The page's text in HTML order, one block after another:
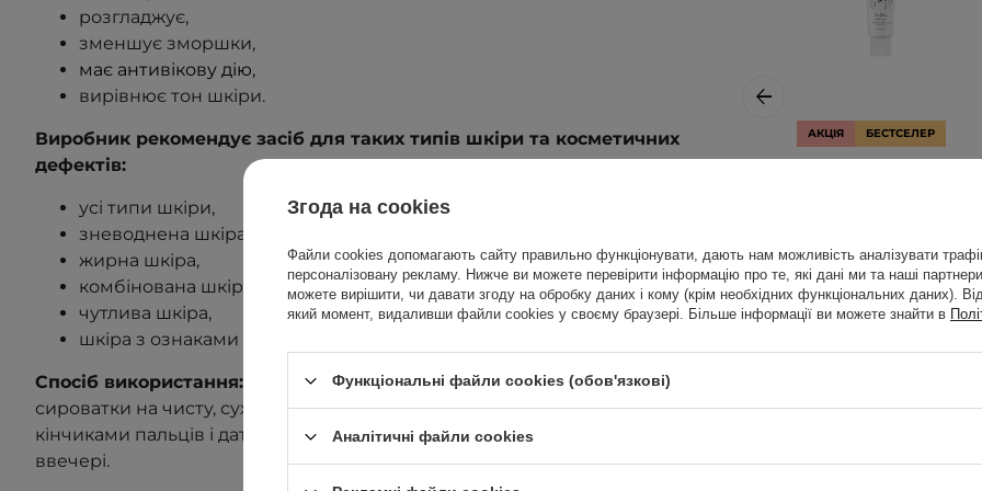
розгладжує,
зменшує зморшки,
має антивікову дію,
вирівнює тон шкіри.
Виробник рекомендує засіб для таких типів шкіри та косметичних
дефектів:
усі типи шкіри,
зневоднена шкіра,
жирна шкіра,
комбінована шкіра,
чутлива шкіра,
шкіра з ознаками старіння.
Спосіб використання:
Нанести невелику кількість (приблизно 3 краплі)
сироватки на чисту, суху або злегка вологу шкіру. Помасажувати
кінчиками пальців і дати їй вбратися. Використовувати вранці та/або
ввечері.
АКЦІЯ БЕСТСЕЛЕР
крем для обличчя
- 50ml
Згода на cookies
Файли cookies допомагають сайту правильно функціонувати, дають нам можливість аналізувати
персоналізовану рекламу. Нижче ви можете перевірити інформацію про те, які дані ми та наші
можете вирішити, чи давати згоду на обробку даних і кому (крім необхідних функціональних даних).
який момент, видаливши файли cookies у своєму браузері. Більше інформації ви можете знайти в
Функціональні файли cookies (обов'язкові)
Аналітичні файли cookies